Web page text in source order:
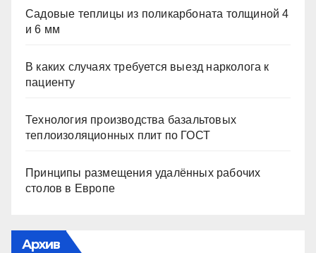
Садовые теплицы из поликарбоната толщиной 4
и 6 мм
В каких случаях требуется выезд нарколога к
пациенту
Технология производства базальтовых
теплоизоляционных плит по ГОСТ
Принципы размещения удалённых рабочих
столов в Европе
Архив